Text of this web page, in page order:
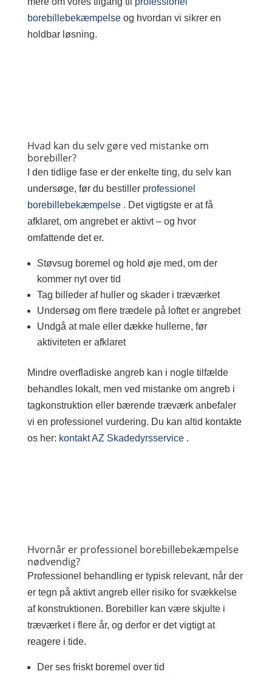
borebillebekæmpelse og hvordan vi sikrer en
holdbar løsning.
Hvad kan du selv gøre ved mistanke om
borebiller?
I den tidlige fase er der enkelte ting, du selv kan
undersøge, før du bestiller professionel
borebillebekæmpelse . Det vigtigste er at få
afklaret, om angrebet er aktivt – og hvor
omfattende det er.
Støvsug boremel og hold øje med, om der
kommer nyt over tid
Tag billeder af huller og skader i træværket
Undersøg om flere trædele på loftet er angrebet
Undgå at male eller dække hullerne, før
aktiviteten er afklaret
Mindre overfladiske angreb kan i nogle tilfælde
behandles lokalt, men ved mistanke om angreb i
tagkonstruktion eller bærende træværk anbefaler
vi en professionel vurdering. Du kan altid kontakte
os her: kontakt AZ Skadedyrsservice .
Hvornår er professionel borebillebekæmpelse
nødvendig?
Professionel behandling er typisk relevant, når der
er tegn på aktivt angreb eller risiko for svækkelse
af konstruktionen. Borebiller kan være skjulte i
træværket i flere år, og derfor er det vigtigt at
reagere i tide.
Der ses friskt boremel over tid